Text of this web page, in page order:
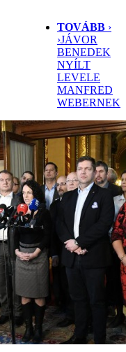
TOVÁBB ›
›JÁVOR
BENEDEK
NYÍLT
LEVELE
MANFRED
WEBERNEK